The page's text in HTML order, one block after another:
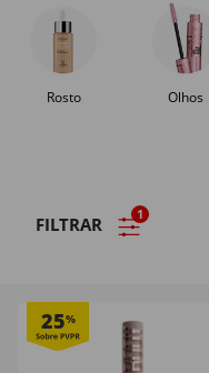
Rosto Olhos
FILTRAR 1
25%